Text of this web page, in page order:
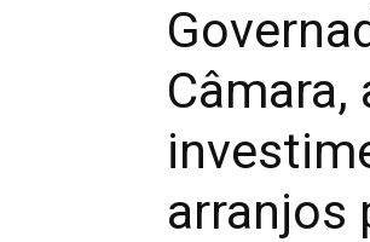
arranjos